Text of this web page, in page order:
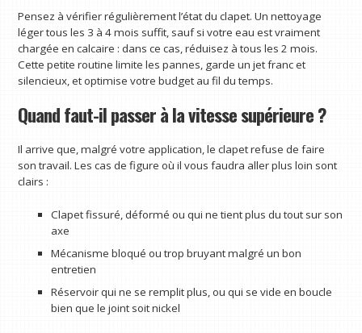
Pensez à vérifier régulièrement l’état du clapet. Un nettoyage
léger tous les 3 à 4 mois suffit, sauf si votre eau est vraiment
chargée en calcaire : dans ce cas, réduisez à tous les 2 mois.
Cette petite routine limite les pannes, garde un jet franc et
silencieux, et optimise votre budget au fil du temps.
Quand faut-il passer à la vitesse supérieure ?
Il arrive que, malgré votre application, le clapet refuse de faire
son travail. Les cas de figure où il vous faudra aller plus loin sont
clairs :
Clapet fissuré, déformé ou qui ne tient plus du tout sur son
axe
Mécanisme bloqué ou trop bruyant malgré un bon
entretien
Réservoir qui ne se remplit plus, ou qui se vide en boucle
bien que le joint soit nickel